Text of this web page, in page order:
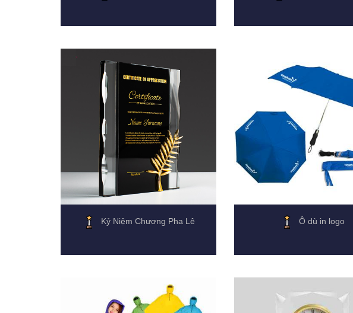
Kỷ Niệm Chương Pha Lê Ô dù in logo